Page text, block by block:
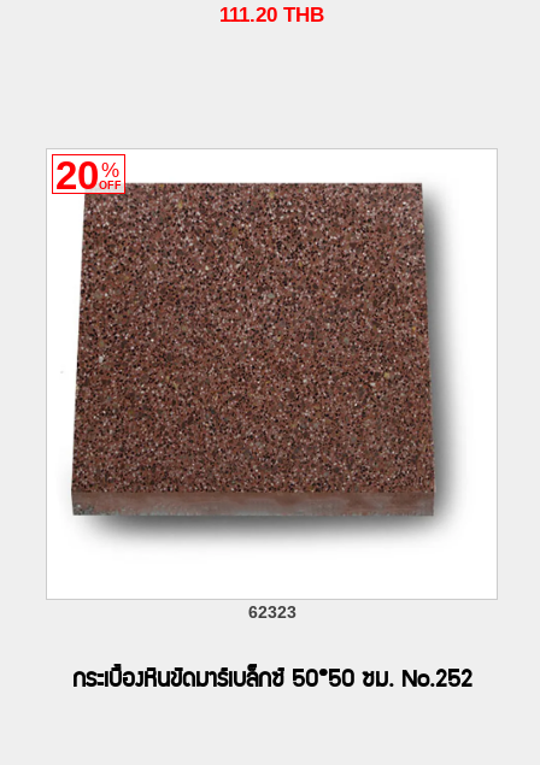
111.20 THB
20%
OFF
62323
กระเบื้องหินขัดมาร์เบล็กซ์ 50*50 ซม. No.252